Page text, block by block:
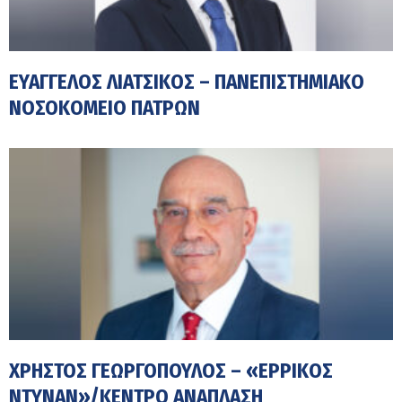
ΕΥΆΓΓΕΛΟΣ ΛΙΆΤΣΙΚΟΣ – ΠΑΝΕΠΙΣΤΗΜΙΑΚΌ
ΝΟΣΟΚΟΜΕΊΟ ΠΑΤΡΏΝ
ΧΡΉΣΤΟΣ ΓΕΩΡΓΌΠΟΥΛΟΣ – «ΕΡΡΙΚΟΣ
ΝΤΥΝΑΝ»/ΚΕΝΤΡΟ ΑΝΑΠΛΑΣΗ